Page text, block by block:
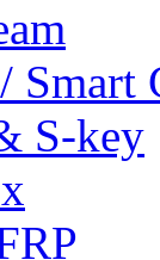
Smart
S-key